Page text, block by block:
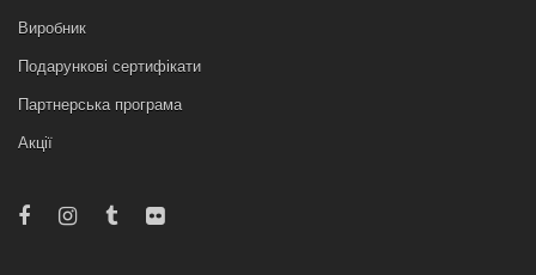
Виробник
Подарункові сертифікати
Партнерська програма
Акції